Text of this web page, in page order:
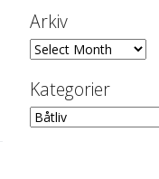
Arkiv
Arkiv
Kategorier
Kategorier